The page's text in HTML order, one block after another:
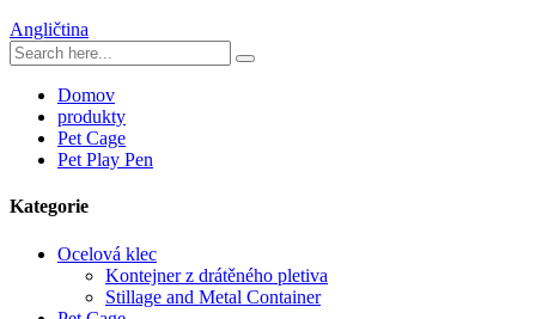
Angličtina
Domov
produkty
Pet Cage
Pet Play Pen
Kategorie
Ocelová klec
Kontejner z drátěného pletiva
Stillage and Metal Container